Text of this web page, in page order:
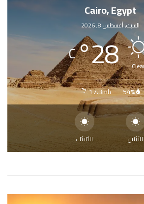
Cairo, Egypt
السبت, أغسطس 8, 2026
28
°
C
54%
17.3mh
الأثنين الثلاثاء